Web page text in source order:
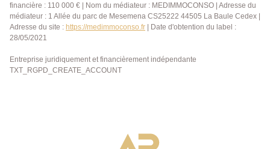
financière : 110 000 € | Nom du médiateur : MEDIMMOCONSO | Adresse du
médiateur : 1 Allée du parc de Mesemena CS25222 44505 La Baule Cedex |
Adresse du site : https://medimmoconso.fr | Date d'obtention du label :
28/05/2021
Entreprise juridiquement et financièrement indépendante
TXT_RGPD_CREATE_ACCOUNT